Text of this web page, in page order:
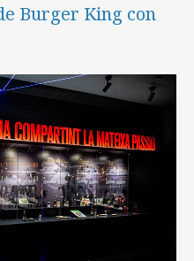
Burger King con